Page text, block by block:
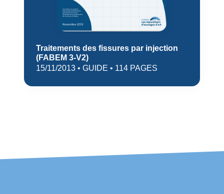
Traitements des fissures par injection
(FABEM 3-V2)
15/11/2013 • GUIDE • 114 PAGES